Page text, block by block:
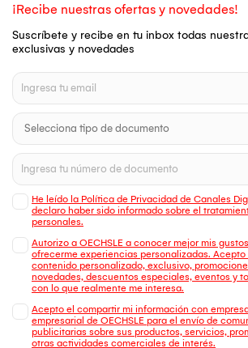
¡Recibe nuestras ofertas y novedades!
Suscríbete y recibe en tu inbox todas
exclusivas y novedades
He leído la Política de Privacidad de Canales
declaro haber sido informado sobre el
personales.
Autorizo a OECHSLE a conocer mejor mis
ofrecerme experiencias personalizadas. Acepto
contenido personalizado, exclusivo,
novedades, descuentos especiales, eventos y
con lo que realmente me interesa.
Acepto el compartir mi información con
empresarial de OECHSLE para el envío de
publicitarias sobre sus productos, servicios,
otras actividades comerciales de interés.